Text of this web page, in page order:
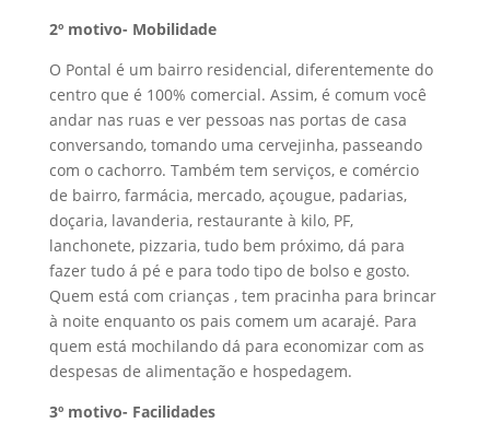
2º motivo- Mobilidade
O Pontal é um bairro residencial, diferentemente do
centro que é 100% comercial. Assim, é comum você
andar nas ruas e ver pessoas nas portas de casa
conversando, tomando uma cervejinha, passeando
com o cachorro. Também tem serviços, e comércio
de bairro, farmácia, mercado, açougue, padarias,
doçaria, lavanderia, restaurante à kilo, PF,
lanchonete, pizzaria, tudo bem próximo, dá para
fazer tudo á pé e para todo tipo de bolso e gosto.
Quem está com crianças , tem pracinha para brincar
à noite enquanto os pais comem um acarajé. Para
quem está mochilando dá para economizar com as
despesas de alimentação e hospedagem.
3º motivo- Facilidades